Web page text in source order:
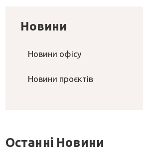
Новини
Новини офісу
Новини проєктів
Останні Новини